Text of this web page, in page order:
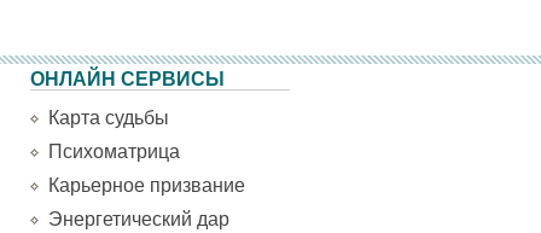
ОНЛАЙН СЕРВИСЫ
Карта судьбы
Психоматрица
Карьерное призвание
Энергетический дар